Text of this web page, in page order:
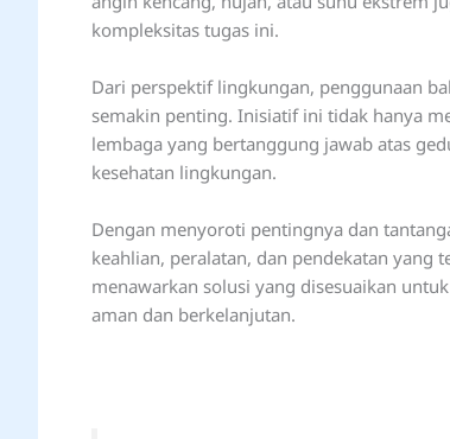
kompleksitas tugas ini.
Dari perspektif lingkungan, penggunaan
semakin penting. Inisiatif ini tidak hanya
lembaga yang bertanggung jawab atas
kesehatan lingkungan.
Dengan menyoroti pentingnya dan
keahlian, peralatan, dan pendekatan yang
menawarkan solusi yang disesuaikan
aman dan berkelanjutan.